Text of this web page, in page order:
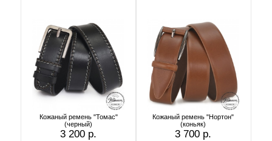
Кожаный ремень "Томас"
(черный)
3 200 р.
Кожаный ремень "Нортон"
(коньяк)
3 700 р.